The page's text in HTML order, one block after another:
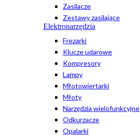
Zasilacze
Zestawy zasilające
Elektronarzędzia
Frezarki
Klucze udarowe
Kompresory
Lampy
Młotowiertarki
Młoty
Narzędzia wielofunkcyjne
Odkurzacze
Opalarki